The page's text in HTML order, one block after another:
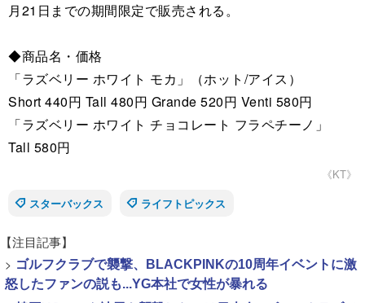
月21日までの期間限定で販売される。
◆商品名・価格
「ラズベリー ホワイト モカ」（ホット/アイス）
Short 440円 Tall 480円 Grande 520円 Venti 580円
「ラズベリー ホワイト チョコレート フラペチーノ」
Tall 580円
《KT》
スターバックス
ライフトピックス
【注目記事】
> ゴルフクラブで襲撃、BLACKPINKの10周年イベントに激
怒したファンの説も...YG本社で女性が暴れる